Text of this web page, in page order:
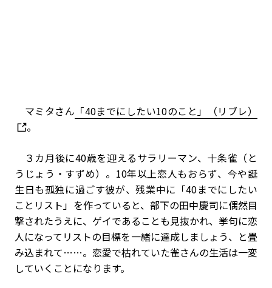
マミタさん 「40までにしたい10のこと」（リブレ）
。
３カ月後に40歳を迎えるサラリーマン、十条雀（と
うじょう・すずめ）。10年以上恋人もおらず、今や誕
生日も孤独に過ごす彼が、残業中に「40までにしたい
ことリスト」を作っていると、部下の田中慶司に偶然目
撃されたうえに、ゲイであることも見抜かれ、挙句に恋
人になってリストの目標を一緒に達成しましょう、と畳
み込まれて……。恋愛で枯れていた雀さんの生活は一変
していくことになります。